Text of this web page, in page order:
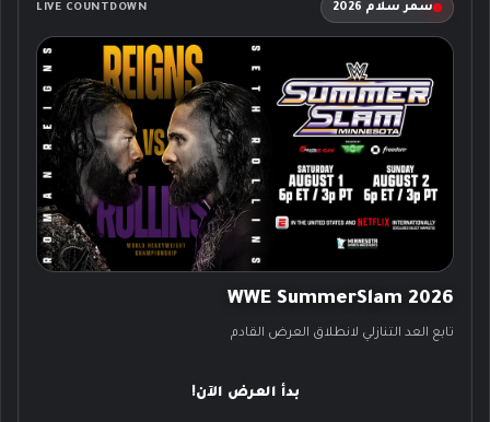
سمر سلام 2026 LIVE COUNTDOWN
WWE SummerSlam 2026
تابع العد التنازلي لانطلاق العرض القادم
بدأ العرض الآن!